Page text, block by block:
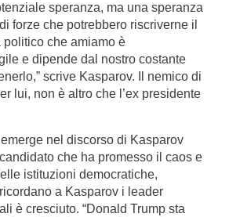
speranza, ma una speranza
forze che potrebbero riscriverne il
politico che amiamo è
e dipende dal nostro costante
scrive Kasparov. Il nemico di
lui, non è altro che l’ex presidente
nel discorso di Kasparov
che ha promesso il caos e
istituzioni democratiche,
a Kasparov i leader
è cresciuto. “Donald Trump sta